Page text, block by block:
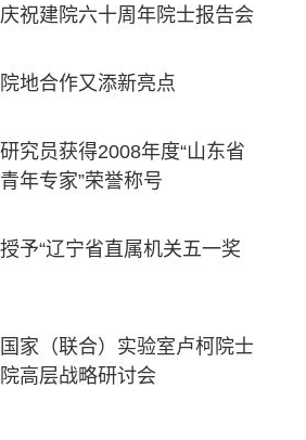
祝建院六十周年院士报告会
地合作又添新亮点
究员获得2008年度“山东省
年专家”荣誉称号
予“辽宁省直属机关五一奖
家（联合）实验室卢柯院士
高层战略研讨会